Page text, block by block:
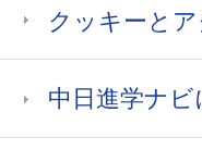
クッキーと
中日進学ナビ